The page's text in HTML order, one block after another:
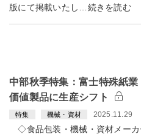
版にて掲載いたし…続きを読む
中部秋季特集：富士特殊紙
価値製品に生産シフト
特集 機械・資材 2025.11.29
◇食品包装・機械・資材メーカ